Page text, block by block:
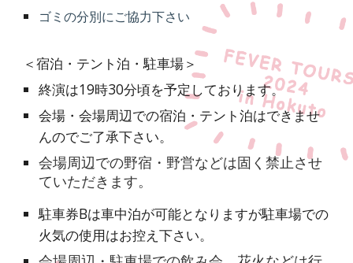
ゴミの分別にご協力下さい
＜宿泊・テント泊・駐車場＞
終演は19時30分頃を予定しております。
会場・会場周辺での宿泊・テント泊はできませ
んのでご了承下さい。
会場周辺での野宿・野営などは固く禁止させ
ていただきます。
駐車券Bは車中泊が可能となりますが駐車場での
火気の使用はお控え下さい。